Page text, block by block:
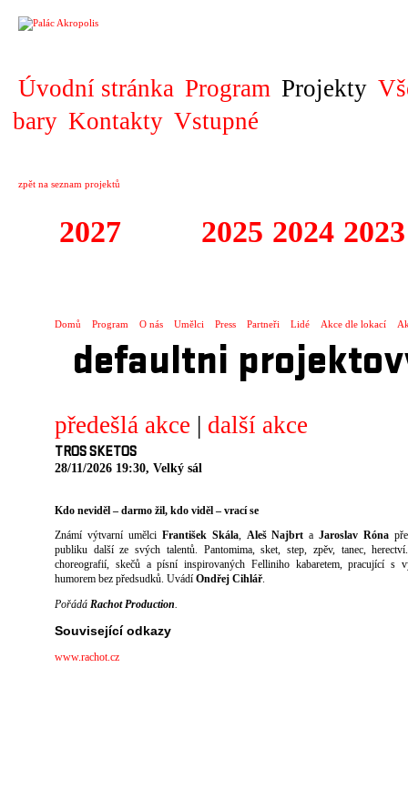
Úvodní stránka Program Projekty
bary Kontakty Vstupné
zpět na seznam projektů
2027 2025 2024 2023
Domů Program O nás Umělci Press Partneři Lidé Akce dle lokací
defaultni
předešlá akce | další akce
TROS SKETOS
28/11/2026 19:30, Velký sál
Kdo neviděl – darmo žil, kdo viděl – vrací se
Známí výtvarní umělci František Skála, Aleš Najbrt aJaroslav Róna
publiku další ze svých talentů. Pantomima, sket, step, zpěv, tanec,
choreografií, skečů a písní inspirovaných Felliniho kabaretem, pracující s
humorem bez předsudků. Uvádí Ondřej Cihlář.
Pořádá Rachot Production
Související odkazy
www.rachot.cz